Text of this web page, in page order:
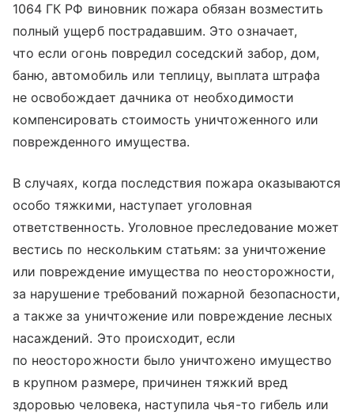
1064 ГК РФ виновник пожара обязан возместить
полный ущерб пострадавшим. Это означает,
что если огонь повредил соседский забор, дом,
баню, автомобиль или теплицу, выплата штрафа
не освобождает дачника от необходимости
компенсировать стоимость уничтоженного или
поврежденного имущества.
В случаях, когда последствия пожара оказываются
особо тяжкими, наступает уголовная
ответственность. Уголовное преследование может
вестись по нескольким статьям: за уничтожение
или повреждение имущества по неосторожности,
за нарушение требований пожарной безопасности,
а также за уничтожение или повреждение лесных
насаждений. Это происходит, если
по неосторожности было уничтожено имущество
в крупном размере, причинен тяжкий вред
здоровью человека, наступила чья-то гибель или